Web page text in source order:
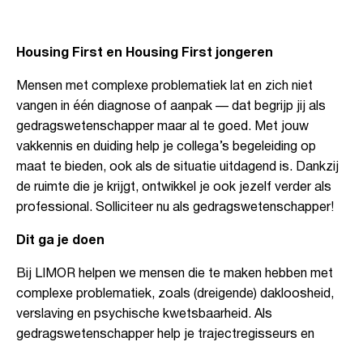
Housing First en Housing First jongeren
Mensen met complexe problematiek lat en zich niet
vangen in één diagnose of aanpak — dat begrijp jij als
gedragswetenschapper maar al te goed. Met jouw
vakkennis en duiding help je collega’s begeleiding op
maat te bieden, ook als de situatie uitdagend is. Dankzij
de ruimte die je krijgt, ontwikkel je ook jezelf verder als
professional. Solliciteer nu als gedragswetenschapper!
Dit ga je doen
Bij LIMOR helpen we mensen die te maken hebben met
complexe problematiek, zoals (dreigende) dakloosheid,
verslaving en psychische kwetsbaarheid. Als
gedragswetenschapper help je trajectregisseurs en